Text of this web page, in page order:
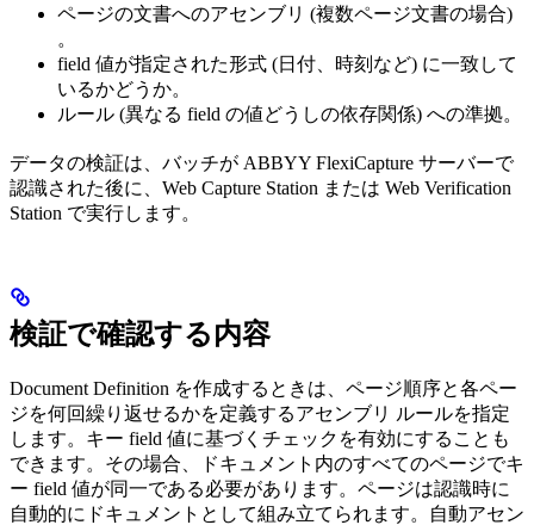
ページの文書へのアセンブリ (複数ページ文書の場合)
。
field 値が指定された形式 (日付、時刻など) に一致して
いるかどうか。
ルール (異なる field の値どうしの依存関係) への準拠。
データの検証は、バッチが ABBYY FlexiCapture サーバーで
認識された後に、Web Capture Station または Web Verification
Station で実行します。
検証で確認する内容
Document Definition を作成するときは、ページ順序と各ペー
ジを何回繰り返せるかを定義するアセンブリ ルールを指定
します。キー field 値に基づくチェックを有効にすることも
できます。その場合、ドキュメント内のすべてのページでキ
ー field 値が同一である必要があります。ページは認識時に
自動的にドキュメントとして組み立てられます。自動アセン